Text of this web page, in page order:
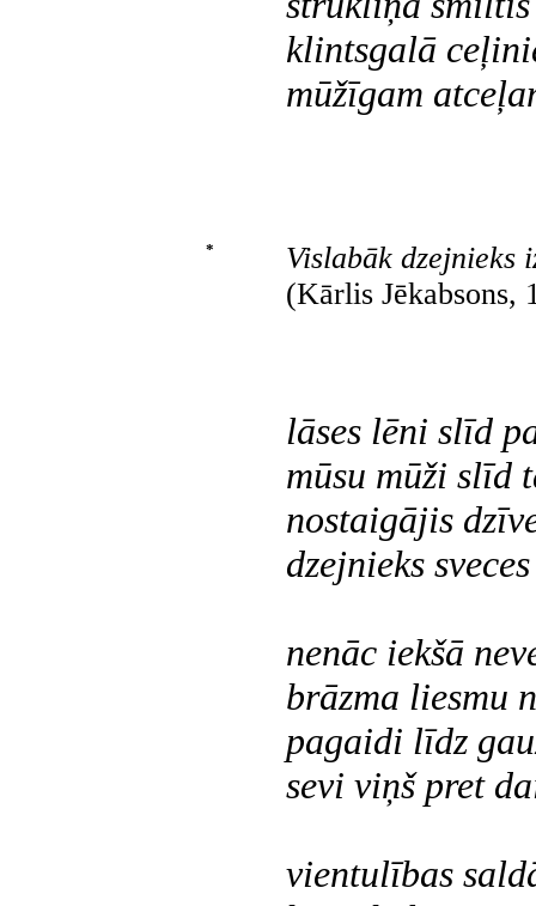
klintsgalā
mūžīgam
*
Vislabāk dzejnieks
(Kārlis Jēkabsons,
lāses lēni slīd
mūsu mūži slīd
nostaigājis
dzejnieks
nenāc iekšā
brāzma liesmu
pagaidi līdz
sevi viņš pret
vientulības